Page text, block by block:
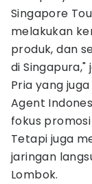
Singapore
melakukan
produk, dan
di Singapura,"
Pria yang
Agent
fokus
Tetapi juga
jaringan
Lombok.